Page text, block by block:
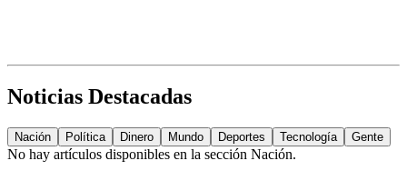
Noticias Destacadas
Nación Política Dinero Mundo Deportes Tecnología Gente
No hay artículos disponibles en la sección Nación.